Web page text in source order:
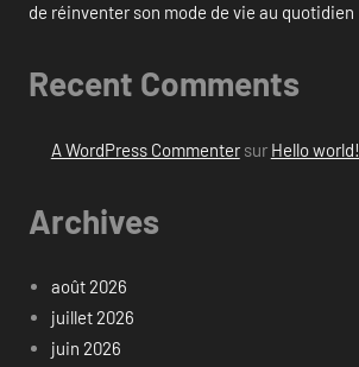
de réinventer son mode de vie au quotidien
Recent Comments
A WordPress Commentersur Hello world!
Archives
août 2026
juillet 2026
juin 2026